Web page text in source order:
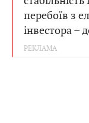
перебоїв з
інвестора –